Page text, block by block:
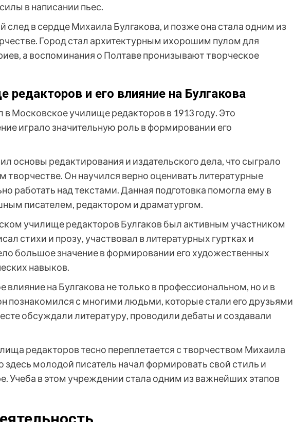
в написании пьес.
след в сердце Михаила Булгакова, и позже она стала одним из
Город стал архитектурным ихорошим пулом для
а воспоминания о Полтаве пронизывают творческое
редакторов и его влияние на Булгакова
Московское училище редакторов в 1913 году. Это
играло значительную роль в формировании его
основы редактирования и издательского дела, что сыграло
творчестве. Он научился верно оценивать литературные
работать над текстами. Данная подготовка помогла ему в
писателем, редактором и драматургом.
училище редакторов Булгаков был активным участником
стихи и прозу, участвовал в литературных гуртках и
большое значение в формировании его художественных
навыков.
на Булгакова не только в профессиональном, но и в
познакомился с многими людьми, которые стали его друзьями
обсуждали литературу, проводили дебаты и создавали
редакторов тесно переплетается с творчеством Михаила
здесь молодой писатель начал формировать свой стиль и
Учеба в этом учреждении стала одним из важнейших этапов